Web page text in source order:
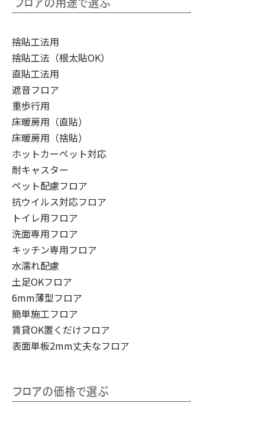
捨貼工法用
捨貼工法（根太貼OK）
直貼工法用
遮音フロア
重歩行用
床暖房用（直貼）
床暖房用（捨貼）
ホットカーペット対応
耐キャスター
ペット配慮フロア
抗ウイルス対応フロア
トイレ用フロア
洗面専用フロア
キッチン専用フロア
水濡れ配慮
土足OKフロア
6mm薄型フロア
簡単施工フロア
賃貸OK置くだけフロア
表面単板2mm丈夫なフロア